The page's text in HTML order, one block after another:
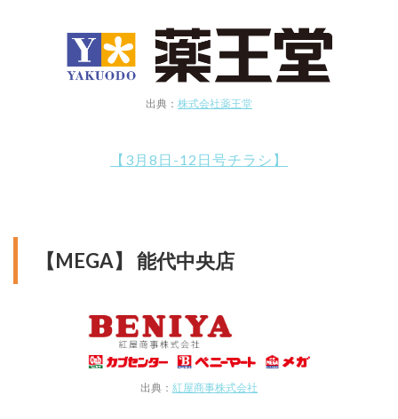
出典： 株式会社薬王堂
【3月8日-12日号チラシ】
【MEGA】 能代中央店
出典： 紅屋商事株式会社